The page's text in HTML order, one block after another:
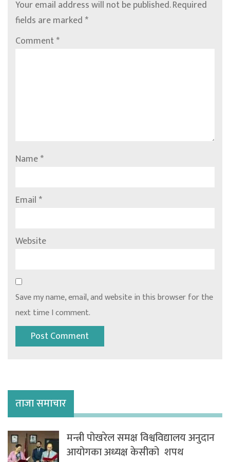
Your email address will not be published.Required
fields are marked*
Comment*
Name*
Email*
Website
Save my name, email, and website in this browser for the
next time I comment.
ताजा समाचार
मन्त्री पोखरेल समक्ष विश्वविद्यालय अनुदान
आयोगका अध्यक्ष केसीको शपथ